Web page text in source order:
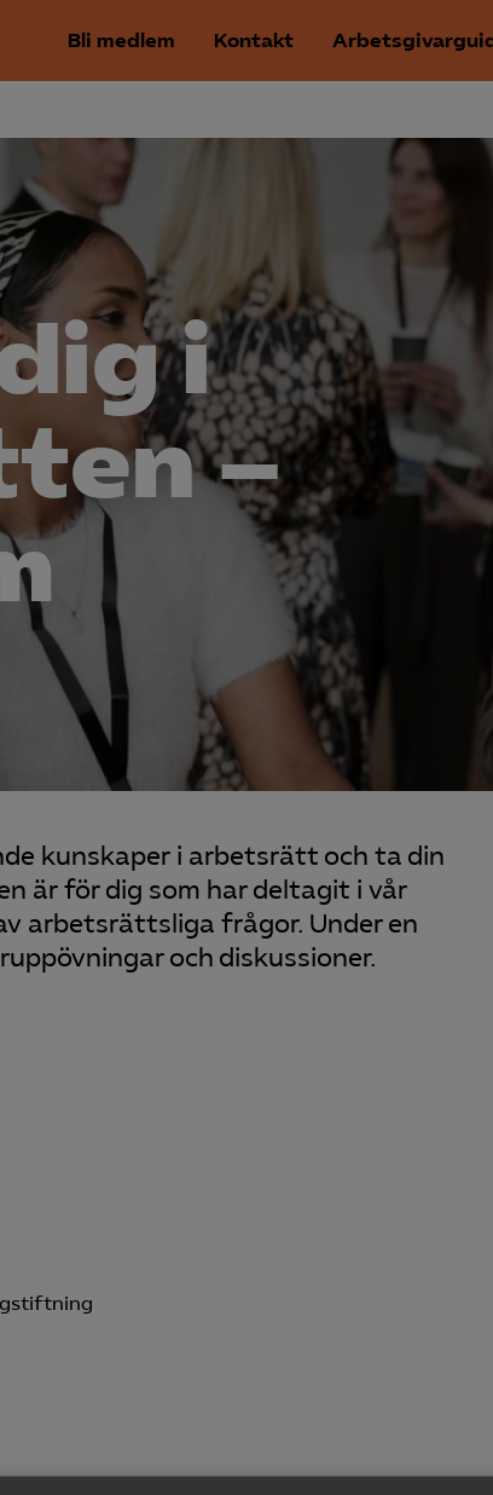
Bli medlem Kontakt
i
–
kunskaper i arbetsrätt och ta din
är för dig som har deltagit i vår
arbetsrättsliga frågor. Under en
och diskussioner.